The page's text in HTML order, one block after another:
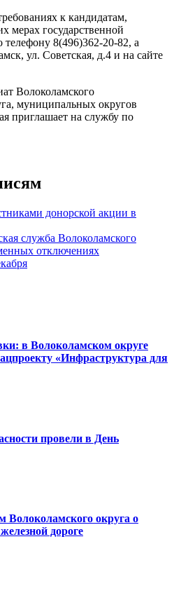
к кандидатам,
мерах государственной
8(496)362-20-82, а
ул. Советская, д.4 и на сайте
донорской акции в
служба Волоколамского
отключениях
в Волоколамском округе
«Инфраструктура для
провели в День
округа о
дороге